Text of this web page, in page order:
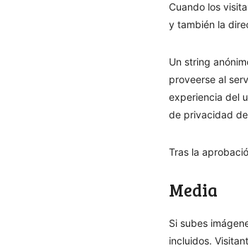
Cuando los
y también la
Un string
proveerse al
experiencia del
de privacidad
Tras la
Media
Si subes
incluidos.